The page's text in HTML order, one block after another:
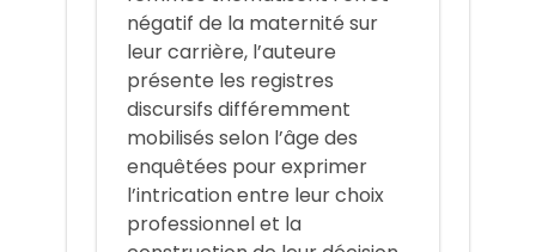
négatif de la maternité sur
leur carrière, l’auteure
présente les registres
discursifs différemment
mobilisés selon l’âge des
enquêtées pour exprimer
l’intrication entre leur choix
professionnel et la